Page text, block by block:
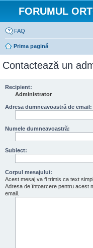
FORUMUL
FAQ
Prima pagină
Contactează un
Recipient:
Administrator
Adresa dumneavoastră de email:
Numele dumneavoastră:
Subiect:
Corpul mesajului:
Acest mesaj va fi trimis ca text
Adresa de întoarcere pentru acest
email.